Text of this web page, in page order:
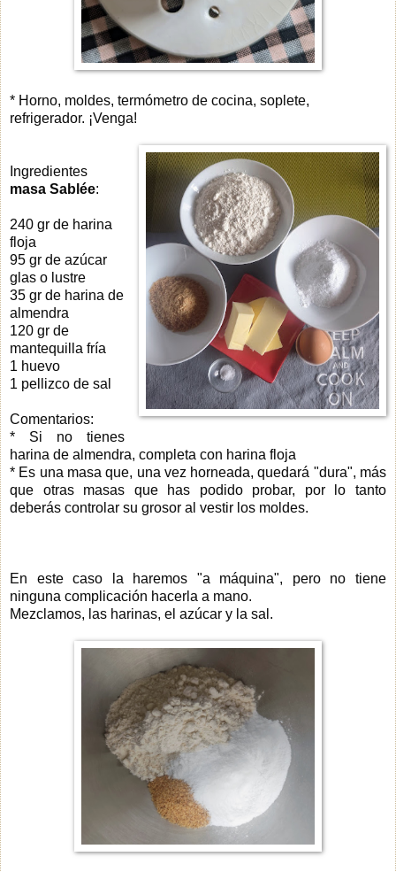
* Horno, moldes, termómetro de cocina, soplete,
refrigerador. ¡Venga!
Ingredientes
masa Sablée:
240 gr de harina
floja
95 gr de azúcar
glas o lustre
35 gr de harina de
almendra
120 gr de
mantequilla fría
1 huevo
1 pellizco de sal
Comentarios:
* Si no tienes
harina de almendra, completa con harina floja
* Es una masa que, una vez horneada, quedará "dura", más
que otras masas que has podido probar, por lo tanto
deberás controlar su grosor al vestir los moldes.
En este caso la haremos "a máquina", pero no tiene
ninguna complicación hacerla a mano.
Mezclamos, las harinas, el azúcar y la sal.